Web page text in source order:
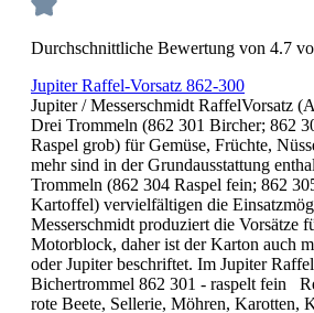
Durchschnittliche Bewertung von 4.7
Jupiter Raffel-Vorsatz 862-300
Jupiter / Messerschmidt RaffelVorsatz
Drei Trommeln (862 301 Bircher; 862
Raspel grob) für Gemüse, Früchte,
mehr sind in der Grundausstattung
Trommeln (862 304 Raspel fein; 862
Kartoffel) vervielfältigen die
Messerschmidt produziert die Vorsätze
Motorblock, daher ist der Karton auch
oder Jupiter beschriftet. Im Jupiter
Bichertrommel 862 301 - raspelt fein
rote Beete, Sellerie, Möhren, Karotten,